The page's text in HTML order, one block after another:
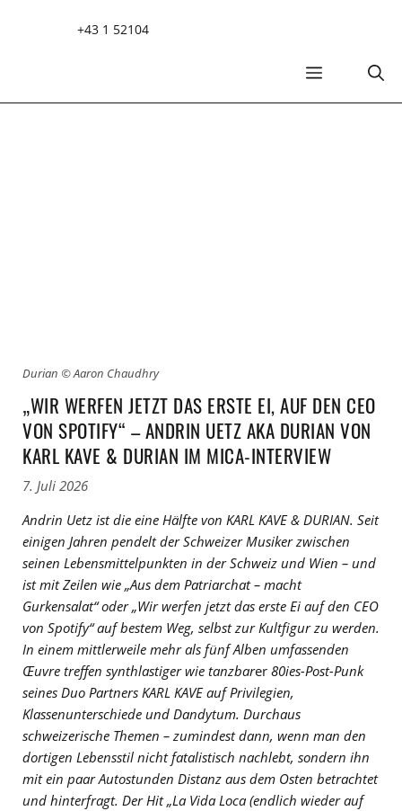
+43 1 52104
MENÜ
Durian © Aaron Chaudhry
„WIR WERFEN JETZT DAS ERSTE EI, AUF DEN CEO
VON SPOTIFY“ – ANDRIN UETZ AKA DURIAN VON
KARL KAVE & DURIAN IM MICA-INTERVIEW
7. Juli 2026
Andrin Uetz ist die eine Hälfte von KARL KAVE & DURIAN. Seit
einigen Jahren pendelt der Schweizer Musiker zwischen
seinen Lebensmittelpunkten in der Schweiz und Wien – und
ist mit Zeilen wie „Aus dem Patriarchat – macht
Gurkensalat“ oder „Wir werfen jetzt das erste Ei auf den CEO
von Spotify“ auf bestem Weg, selbst zur Kultfigur zu werden.
In einem mittlerweile mehr als fünf Alben umfassenden
Œuvre treffen synthlastiger wie tanzbarer 80ies-Post-Punk
seines Duo Partners KARL KAVE auf Privilegien,
Klassenunterschiede und Dandytum. Durchaus
schweizerische Themen – zumindest dann, wenn man den
dortigen Lebensstil nicht fatalistisch nachlebt, sondern ihn
mit ein paar Autostunden Distanz aus dem Osten betrachtet
und hinterfragt. Der Hit „La Vida Loca (endlich wieder auf